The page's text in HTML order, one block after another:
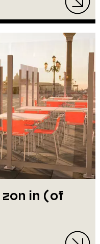
zon in (of